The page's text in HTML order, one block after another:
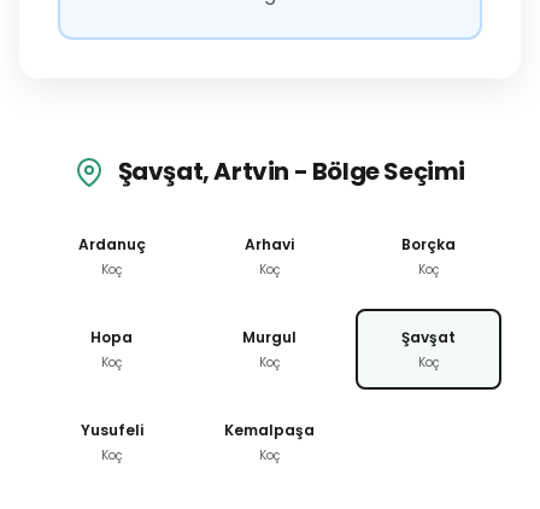
Şavşat, Artvin - Bölge Seçimi
Ardanuç
Koç
Arhavi
Koç
Borçka
Koç
Hopa
Koç
Murgul
Koç
Şavşat
Koç
Yusufeli
Koç
Kemalpaşa
Koç